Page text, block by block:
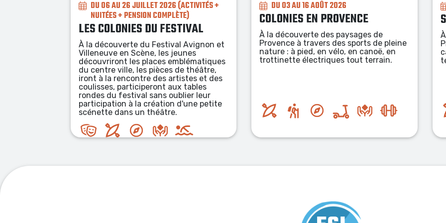
DU 03 AU 16 AOÛT 2026
COLONIES EN PROVENCE
À la découverte des paysages de
Provence à travers des sports de pleine
nature : à pied, en vélo, en canoë, en
trottinette électriques tout terrain.
DU 03 AU 14 AOÛT 2026
STAGE SPORTIF NATURE
À la découverte des paysages de
Provence en randonnée, à vélo, en
canoë, en trottinette électrique tout
terrain.